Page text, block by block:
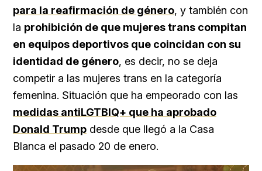
para la reafirmación de género, y también con
la prohibición de que mujeres trans compitan
en equipos deportivos que coincidan con su
identidad de género, es decir, no se deja
competir a las mujeres trans en la categoría
femenina. Situación que ha empeorado con las
medidas antiLGTBIQ+ que ha aprobado
Donald Trump desde que llegó a la Casa
Blanca el pasado 20 de enero.